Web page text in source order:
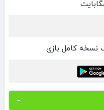
نسخه کامل بازی